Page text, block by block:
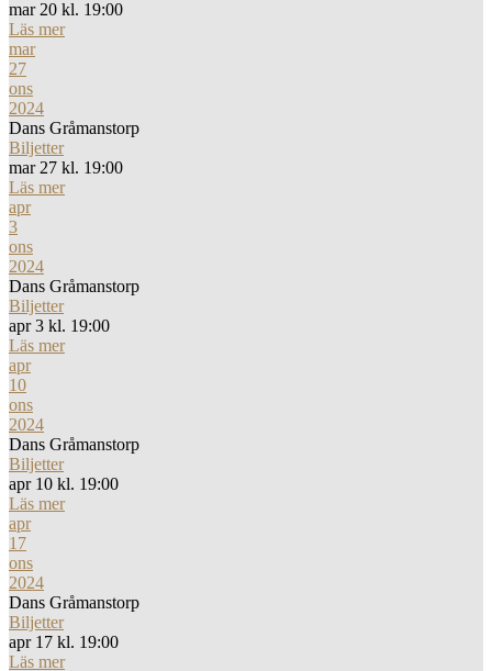
mar 20 kl. 19:00
Läs mer
mar
27
ons
2024
Dans Gråmanstorp
Biljetter
mar 27 kl. 19:00
Läs mer
apr
3
ons
2024
Dans Gråmanstorp
Biljetter
apr 3 kl. 19:00
Läs mer
apr
10
ons
2024
Dans Gråmanstorp
Biljetter
apr 10 kl. 19:00
Läs mer
apr
17
ons
2024
Dans Gråmanstorp
Biljetter
apr 17 kl. 19:00
Läs mer